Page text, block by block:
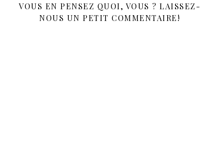
VOUS EN PENSEZ QUOI, VOUS ? LAISSEZ-
NOUS UN PETIT COMMENTAIRE!